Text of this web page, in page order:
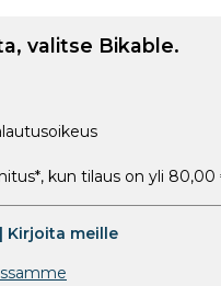
valitse Bikable.
kun tilaus on yli 80,00
| Kirjoita meille